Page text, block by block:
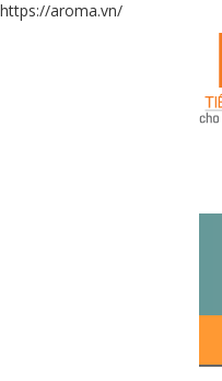
https://aroma.vn/